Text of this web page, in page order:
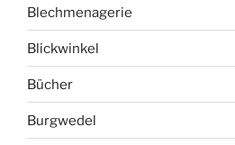
Blechmenagerie
Blickwinkel
Bücher
Burgwedel